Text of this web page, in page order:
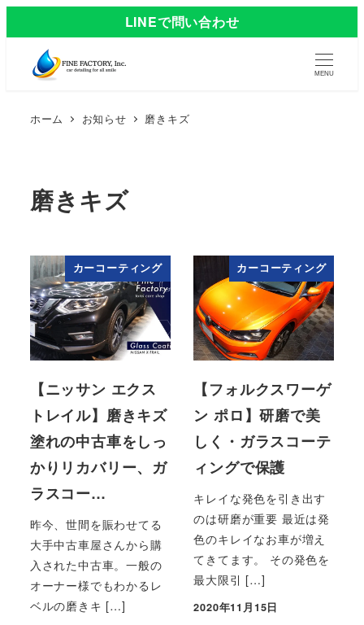
LINEで問い合わせ
MENU
ホーム お知らせ 磨きキズ
磨きキズ
カーコーティング
【ニッサン エクス
トレイル】磨きキズ
塗れの中古車をしっ
かりリカバリー、ガ
ラスコー…
昨今、世間を賑わせてる
大手中古車屋さんから購
入された中古車。一般の
オーナー様でもわかるレ
ベルの磨きキ […]
カーコーティング
【フォルクスワーゲ
ン ポロ】研磨で美
しく・ガラスコーテ
ィングで保護
キレイな発色を引き出す
のは研磨が重要 最近は発
色のキレイなお車が増え
てきてます。 その発色を
最大限引 […]
投稿日
2020年11月15日